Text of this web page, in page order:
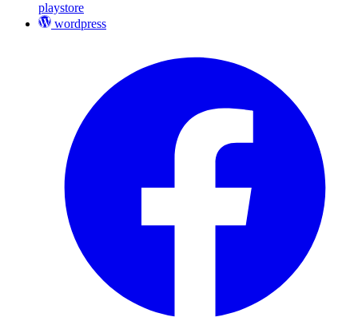
playstore
wordpress